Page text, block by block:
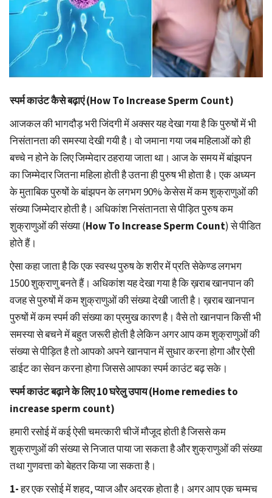
स्पर्म काउंट कैसे बढ़ाएं (How To Increase Sperm Count)
आजकल की भागदौड़ भरी जिंदगी में अक्सर यह देखा गया है कि पुरुषों में भी
निसंतानता की समस्या देखी गयी है। वो जमाना गया जब महिलाओं को ही
बच्चे न होने के लिए जिम्मेदार ठहराया जाता था। आज के समय में बांझपन
का जिम्मेदार जितना महिला होती है उतना ही पुरुष भी होता है। एक अध्यन
के मुताबिक पुरुषों के बांझपन के लगभग 90% केसेस में कम शुक्राणुओं की
संख्या जिम्मेदार होती है। अधिकांश निसंतानता से पीड़ित पुरुष कम
शुक्राणुओं की संख्या (How To Increase Sperm Count) से पीडित
होते हैं।
ऐसा कहा जाता है कि एक स्वस्थ पुरुष के शरीर में प्रति सेकेण्ड लगभग
1500 शुक्राणु बनते हैं। अधिकांश यह देखा गया है कि ख़राब खानपान की
वजह से पुरुषों में कम शुक्राणुओं की संख्या देखी जाती है। ख़राब खानपान
पुरुषों में कम स्पर्म की संख्या का प्रमुख कारण है। वैसे तो खानपान किसी भी
समस्या से बचने में बहुत जरूरी होती है लेकिन अगर आप कम शुक्राणुओं की
संख्या से पीड़ित है तो आपको अपने खानपान में सुधार करना होगा और ऐसी
डाईट का सेवन करना होगा जिससे आपका स्पर्म काउंट बढ़ सके।
स्पर्म काउंट बढ़ाने के लिए 10 घरेलु उपाय (Home remedies to
increase sperm count)
हमारी रसोई में कई ऐसी चमत्कारी चीजें मौजूद होती है जिससे कम
शुक्राणुओं की संख्या से निजात पाया जा सकता है और शुक्राणुओं की संख्या
तथा गुणवत्ता को बेहतर किया जा सकता है।
1-हर एक रसोई में शहद, प्याज और अदरक होता है। अगर आप एक चम्मच